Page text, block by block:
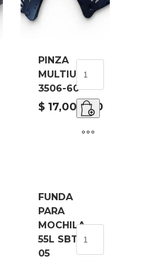
PINZA
MULTIUSO
3506-60
$ 17,000.00
MULTIUSO
3506-
60
cantidad
FUNDA
PARA
MOCHILA
55L SBT-
05
FUNDA
PARA
MOCHILA